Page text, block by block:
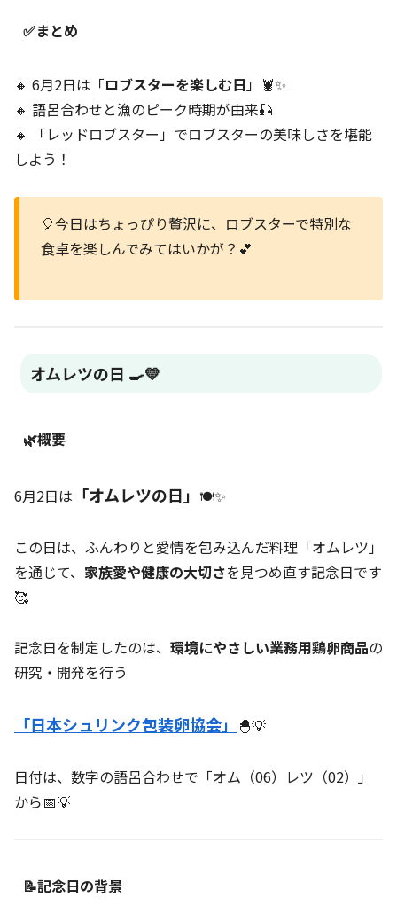
✅まとめ
🔸 6月2日は「ロブスターを楽しむ日」🦞✨
🔸 語呂合わせと漁のピーク時期が由来🎣
🔸 「レッドロブスター」でロブスターの美味しさを堪能
しよう！
🎈今日はちょっぴり贅沢に、ロブスターで特別な
食卓を楽しんでみてはいかが？💕
オムレツの日 🍳💛
🌿概要
6月2日は 「オムレツの日」 🍽️✨
この日は、ふんわりと愛情を包み込んだ料理「オムレツ」
を通じて、 家族愛や健康の大切さを見つめ直す記念日です
🥰
記念日を制定したのは、 環境にやさしい業務用鶏卵商品の
研究・開発を行う
「日本シュリンク包装卵協会」 🐣💡
日付は、数字の語呂合わせで「オム（06）レツ（02）」
から📅💡
📝記念日の背景